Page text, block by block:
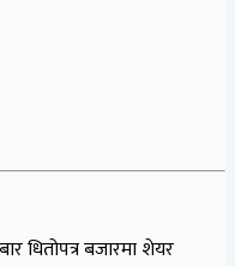
धितोपत्र बजारमा शेयर